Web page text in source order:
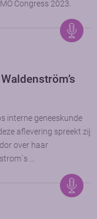
Congress 2023.
interne geneeskunde
aflevering spreekt zij
over haar
…